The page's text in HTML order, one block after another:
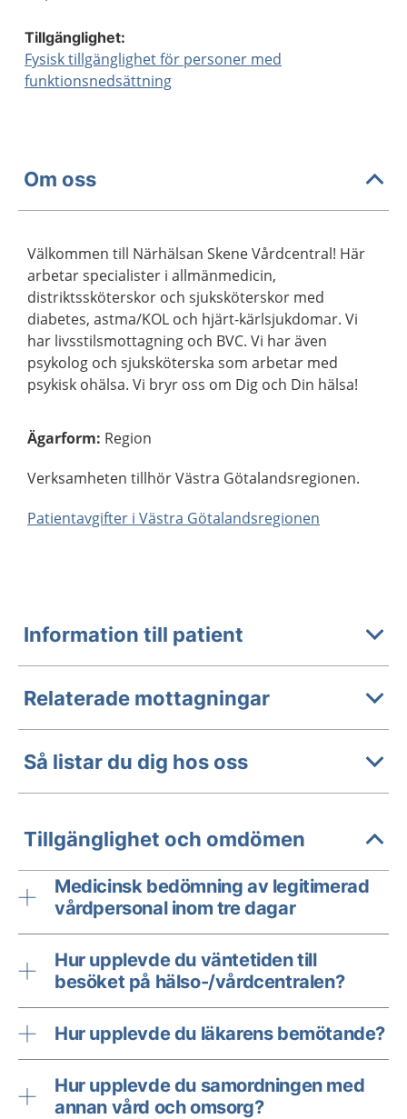
Tillgänglighet:
Fysisk tillgänglighet för personer med
funktionsnedsättning
Om oss
Välkommen till Närhälsan Skene Vårdcentral! Här
arbetar specialister i allmänmedicin,
distriktssköterskor och sjuksköterskor med
diabetes, astma/KOL och hjärt-kärlsjukdomar. Vi
har livsstilsmottagning och BVC. Vi har även
psykolog och sjuksköterska som arbetar med
psykisk ohälsa. Vi bryr oss om Dig och Din hälsa!
Ägarform: Region
Verksamheten tillhör Västra Götalandsregionen.
Patientavgifter i Västra Götalandsregionen
Information till patient
Relaterade mottagningar
Så listar du dig hos oss
Tillgänglighet och omdömen
Medicinsk bedömning av legitimerad
vårdpersonal inom tre dagar
Hur upplevde du väntetiden till
besöket på hälso-/vårdcentralen?
Hur upplevde du läkarens bemötande?
Hur upplevde du samordningen med
annan vård och omsorg?